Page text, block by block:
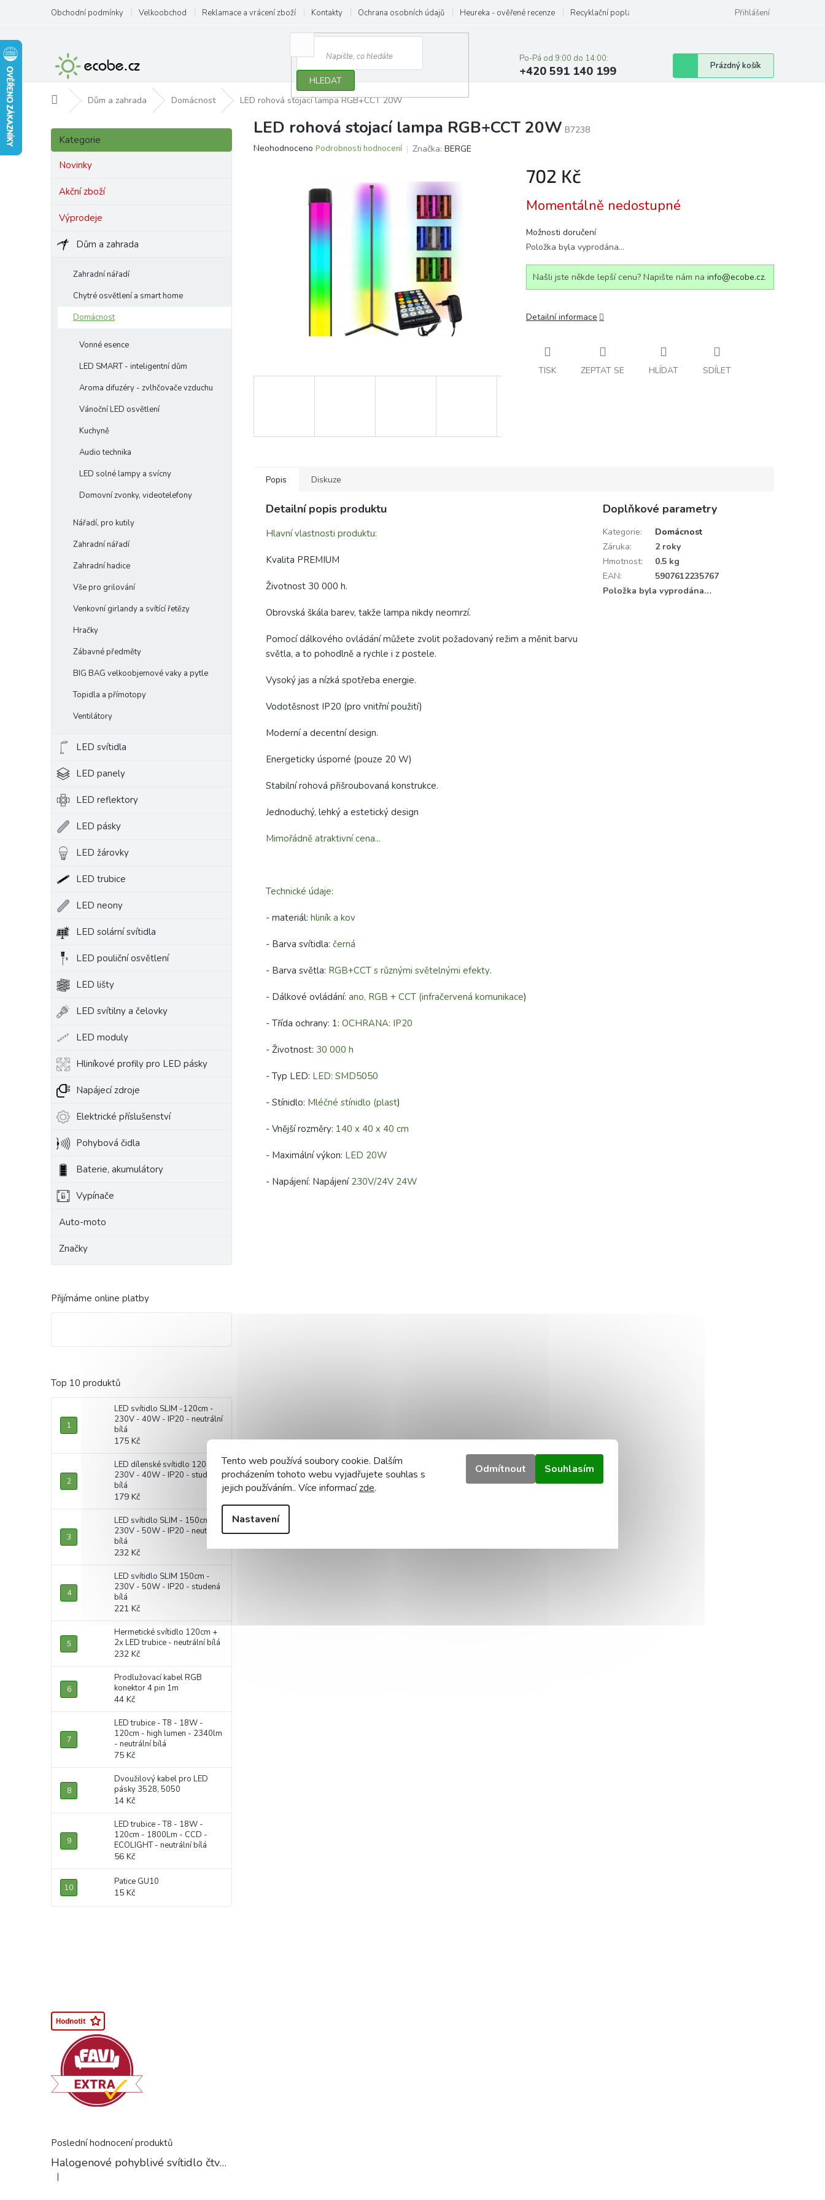
Tento web používá soubory cookie. Dalším
procházením tohoto webu vyjadřujete souhlas s
jejich používáním.. Více informacízde.
Nastavení
Odmítnout Souhlasím
obsah
Obchodní podmínky Velkoobchod Reklamace a vrácení zboží Kontakty Ochrana osobních údajů Heureka - ověřené recenze Recyklační poplatky Přihlášení
HLEDAT
Po-Pá od 9:00 do 14:00:
+420 591 140 199
Nákupní
košík
Prázdný košík
Domů Dům a zahrada Domácnost LED rohová stojací lampa RGB+CCT 20W
P
s
p
Přeskočit
kategorie
Kategorie
Novinky
Akční zboží
Výprodeje
Dům a zahrada
Zahradní nářadí
Chytré osvětlení a smart home
Domácnost
Vonné esence
LED SMART - inteligentní dům
Aroma difuzéry - zvlhčovače vzduchu
Vánoční LED osvětlení
Kuchyně
Audio technika
LED solné lampy a svícny
Domovní zvonky, videotelefony
Nářadí, pro kutily
Zahradní nářadí
Zahradní hadice
Vše pro grilování
Venkovní girlandy a svítící řetězy
Hračky
Zábavné předměty
BIG BAG velkoobjemové vaky a pytle
Topidla a přímotopy
Ventilátory
LED svítidla
LED panely
LED reflektory
LED pásky
LED žárovky
LED trubice
LED neony
LED solární svítidla
LED pouliční osvětlení
LED lišty
LED svítilny a čelovky
LED moduly
Hliníkové profily pro LED pásky
Napájecí zdroje
Elektrické příslušenství
Pohybová čidla
Baterie, akumulátory
Vypínače
Auto-moto
Značky
Přijímáme online platby
Top 10 produktů
LED svítidlo SLIM -120cm -
230V - 40W - IP20 - neutrální
bílá
175 Kč
LED dílenské svítidlo 120cm -
230V - 40W - IP20 - studená
bílá
179 Kč
LED svítidlo SLIM - 150cm -
230V - 50W - IP20 - neutrální
bílá
232 Kč
LED svítidlo SLIM 150cm -
230V - 50W - IP20 - studená
bílá
221 Kč
Hermetické svítidlo 120cm +
2x LED trubice - neutrální bílá
232 Kč
Prodlužovací kabel RGB
konektor 4 pin 1m
44 Kč
LED trubice - T8 - 18W -
120cm - high lumen - 2340lm
- neutrální bílá
75 Kč
Dvoužilový kabel pro LED
pásky 3528, 5050
14 Kč
LED trubice - T8 - 18W -
120cm - 1800Lm - CCD -
ECOLIGHT - neutrální bílá
56 Kč
Patice GU10
15 Kč
Poslední hodnocení produktů
Halogenové pohyblivé svítidlo čtvercové chrom
Hodnocení produktu je 5 z 5 hvězdiček.
|
LED rohová stojací lampa RGB+CCT 20W B7238
Průměrné
Neohodnoceno Podrobnosti hodnocení Značka: BERGE
702 Kč
cena:
Momentálně nedostupné
Možnosti doručení
Položka byla vyprodána…
Našli jste někde lepší cenu? Napište nám na info@ecobe.cz.
Detailní informace
TISK ZEPTAT SE HLÍDAT SDÍLET
Popis Diskuze
Detailní popis produktu
Hlavní vlastnosti produktu:
Kvalita PREMIUM
Životnost 30 000 h.
Obrovská škála barev, takže lampa nikdy neomrzí.
Pomocí dálkového ovládání můžete zvolit požadovaný režim a měnit barvu
světla, a to pohodlně a rychle i z postele.
Vysoký jas a nízká spotřeba energie.
Vodotěsnost IP20 (pro vnitřní použití)
Moderní a decentní design.
Energeticky úsporné (pouze 20 W)
Stabilní rohová přišroubovaná konstrukce.
Jednoduchý, lehký a estetický design
Mimořádně atraktivní cena...
Technické údaje:
- materiál: hliník a kov
- Barva svítidla: černá
- Barva světla: RGB+CCT s různými světelnými efekty.
- Dálkové ovládání: ano, RGB + CCT (infračervená komunikace)
- Třída ochrany: 1: OCHRANA: IP20
- Životnost: 30 000 h
- Typ LED: LED: SMD5050
- Stínidlo: Mléčné stínidlo (plast)
- Vnější rozměry: 140 x 40 x 40 cm
- Maximální výkon: LED 20W
- Napájení: Napájení 230V/24V 24W
Doplňkové parametry
Kategorie:
Domácnost
Záruka:
2 roky
Hmotnost:
0.5 kg
EAN:
5907612235767
Položka byla vyprodána…